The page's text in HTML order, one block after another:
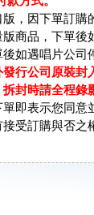
，因下單訂
商品，下單
如遇唱片公司
行公司原裝
封時請全程
即表示您同意
受訂購與否之